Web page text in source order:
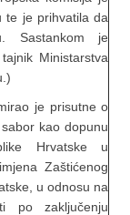
te je prihvatila da
Sastankom je
Ministarstva
je prisutne o
kao dopunu
Hrvatske u
Zaštićenog
u odnosu na
po zaključenju